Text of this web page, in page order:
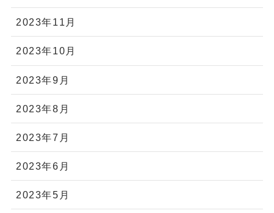
2023年11月
2023年10月
2023年9月
2023年8月
2023年7月
2023年6月
2023年5月